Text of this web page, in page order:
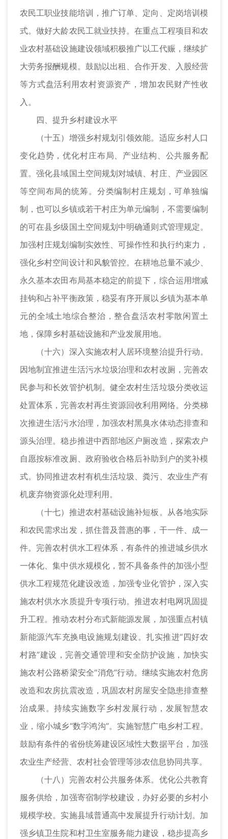
农民工职业技能培训，推广订单、定向、定岗培训模
式。做好大龄农民工就业扶持。在重点工程项目和农
业农村基础设施建设领域积极推广以工代赈，继续扩
大劳务报酬规模。鼓励以出租、合作开发、入股经营
等方式盘活利用农村资源资产，增加农民财产性收
入。
四、提升乡村建设水平
（十五）增强乡村规划引领效能。适应乡村人口
变化趋势，优化村庄布局、产业结构、公共服务配
置。强化县域国土空间规划对城镇、村庄、产业园区
等空间布局的统筹。分类编制村庄规划，可单独编
制，也可以乡镇或若干村庄为单元编制，不需要编制
的可在县乡级国土空间规划中明确通则式管理规定。
加强村庄规划编制实效性、可操作性和执行约束力，
强化乡村空间设计和风貌管控。在耕地总量不减少、
永久基本农田布局基本稳定的前提下，综合运用增减
挂钩和占补平衡政策，稳妥有序开展以乡镇为基本单
元的全域土地综合整治，整合盘活农村零散闲置土
地，保障乡村基础设施和产业发展用地。
（十六）深入实施农村人居环境整治提升行动。
因地制宜推进生活污水垃圾治理和农村改厕，完善农
民参与和长效管护机制。健全农村生活垃圾分类收运
处置体系，完善农村再生资源回收利用网络。分类梯
次推进生活污水治理，加强农村黑臭水体动态排查和
源头治理。稳步推进中西部地区户厕改造，探索农户
自愿按标准改厕、政府验收合格后补助到户的奖补模
式。协同推进农村有机生活垃圾、粪污、农业生产有
机废弃物资源化处理利用。
（十七）推进农村基础设施补短板。从各地实际
和农民需求出发，抓住普及普惠的事，干一件、成一
件。完善农村供水工程体系，有条件的推进城乡供水
一体化、集中供水规模化，暂不具备条件的加强小型
供水工程规范化建设改造，加强专业化管护，深入实
施农村供水水质提升专项行动。推进农村电网巩固提
升工程。推动农村分布式新能源发展，加强重点村镇
新能源汽车充换电设施规划建设。扎实推进“四好农
村路”建设，完善交通管理和安全防护设施，加快实
施农村公路桥梁安全“消危”行动。继续实施农村危房
改造和农房抗震改造，巩固农村房屋安全隐患排查整
治成果。持续实施数字乡村发展行动，发展智慧农
业，缩小城乡“数字鸿沟”。实施智慧广电乡村工程。
鼓励有条件的省份统筹建设区域性大数据平台，加强
农业生产经营、农村社会管理等涉农信息协同共享。
（十八）完善农村公共服务体系。优化公共教育
服务供给，加强寄宿制学校建设，办好必要的乡村小
规模学校。实施县域普通高中发展提升行动计划。加
强乡镇卫生院和村卫生室服务能力建设，稳步提高乡